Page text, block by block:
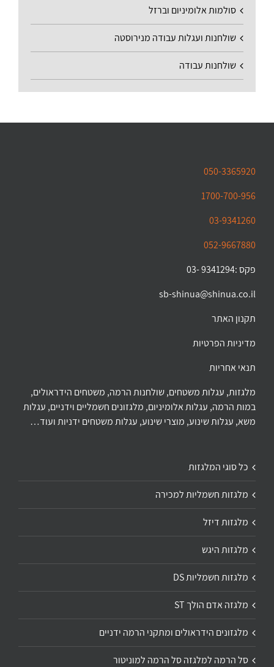
סולמות אלומיניום וברזל
שולחנות ועגלות עבודה מנירוסטה
שולחנות עבודה
050-3365920
1700-700-956
03-9341260
052-9667880
פקס :9341294 -03
sb-shinua@shinua.co.il
תקנון האתר
מדיניות הפרטיות
תנאי אחריות
מלגזות, עגלות משטחים, שולחנות הרמה, משטחים הידראולים,
במות הרמה, עגלות אלומיניום, מלגזונים חשמליים וידניים, עגלות
משא, עגלות שינוע, מוצרי שינוע, עגלות משטחים ידניות ועוד…
כל סוגי המלגזות
מלגזות חשמליות למכירה
מלגזות דיזל
מלגזות היגש
מלגזות חשמליות DS
מלגזה אדם הולך ST
מלגזונים הידראולים ומתקני הרמה ידניים
סל הרמה למלגזה סל הרמה למוניטור